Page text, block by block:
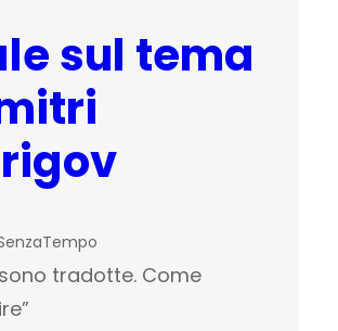
sul tema
tradotte. Come